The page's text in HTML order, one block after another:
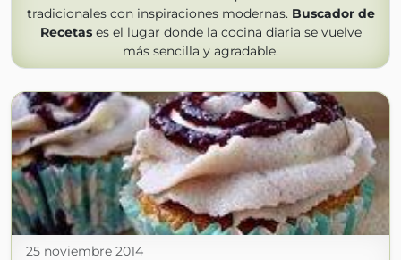
tradicionales con inspiraciones modernas. Buscador de
Recetases el lugar donde la cocina diaria se vuelve
más sencilla y agradable.
25 noviembre 2014